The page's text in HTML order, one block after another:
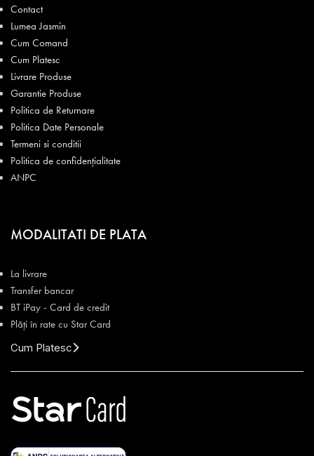
Contact
Lumea Jasmin
Cum Comand
Cum Platesc
Livrare Produse
Garantie Produse
Politica de Returnare
Politica Date Personale
Termeni si conditii
Politica de confidențialitate
ANPC
MODALITATI DE PLATA
La livrare
Transfer bancar
BT iPay - Card de credit
Plăți în rate cu Star Card
Cum Platesc